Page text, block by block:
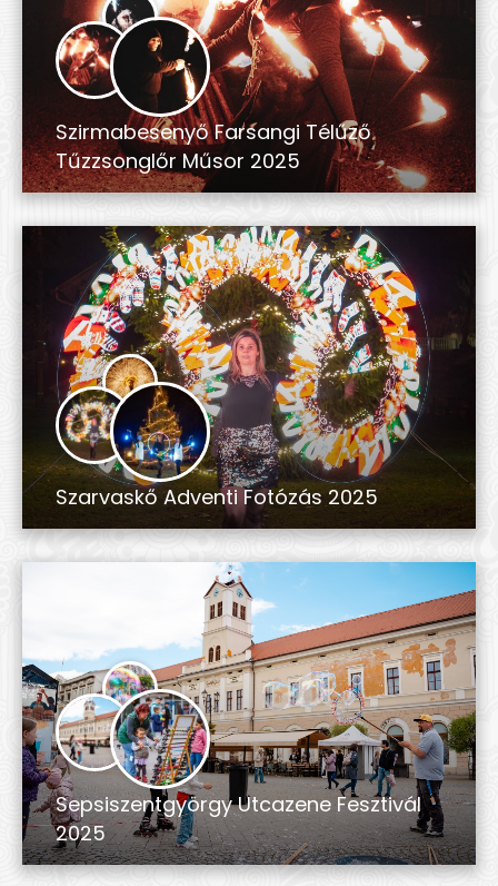
Szirmabesenyő Farsangi Télűző
Tűzzsonglőr Műsor 2025
Szarvaskő Adventi Fotózás 2025
Sepsiszentgyörgy Utcazene Fesztivál
2025